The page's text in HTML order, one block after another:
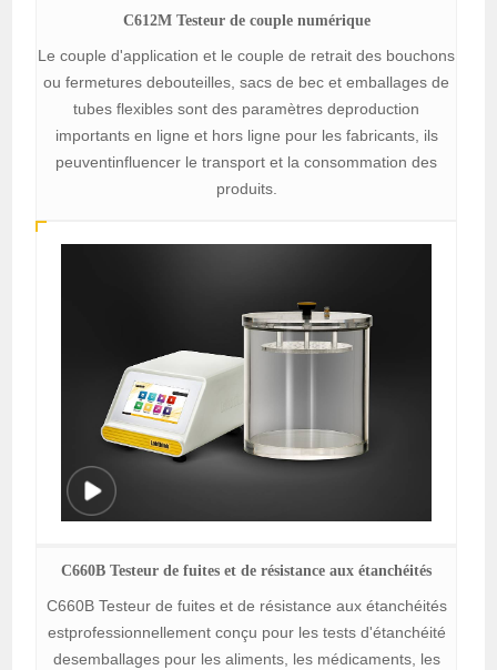
C612M Testeur de couple numérique
Le couple d'application et le couple de retrait des bouchons
ou fermetures debouteilles, sacs de bec et emballages de
tubes flexibles sont des paramètres deproduction
importants en ligne et hors ligne pour les fabricants, ils
peuventinfluencer le transport et la consommation des
produits.
C660B Testeur de fuites et de résistance aux étanchéités
C660B Testeur de fuites et de résistance aux étanchéités
estprofessionnellement conçu pour les tests d'étanchéité
desemballages pour les aliments, les médicaments, les